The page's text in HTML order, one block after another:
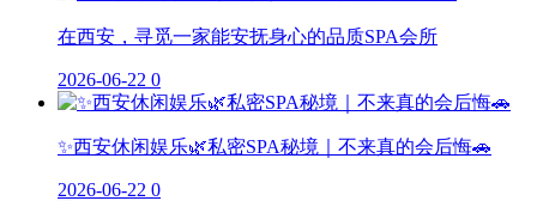
在西安，寻觅一家能安抚身心的品质SPA会所
2026-06-22 0
✨西安休闲娱乐🌿私密SPA秘境｜不来真的会后悔🚗
2026-06-22 0